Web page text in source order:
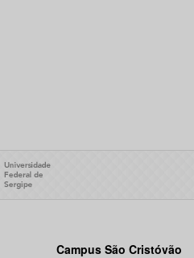
Campus São Cristóvão